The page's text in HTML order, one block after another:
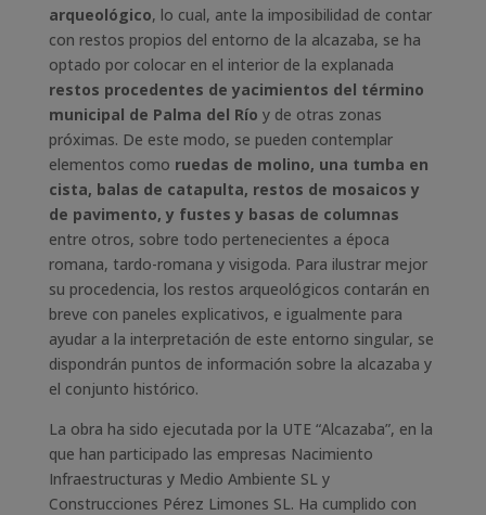
arqueológico, lo cual, ante la imposibilidad de contar
con restos propios del entorno de la alcazaba, se ha
optado por colocar en el interior de la explanada
restos procedentes de yacimientos del término
municipal de Palma del Río y de otras zonas
próximas. De este modo, se pueden contemplar
elementos como ruedas de molino, una tumba en
cista, balas de catapulta, restos de mosaicos y
de pavimento, y fustes y basas de columnas
entre otros, sobre todo pertenecientes a época
romana, tardo-romana y visigoda. Para ilustrar mejor
su procedencia, los restos arqueológicos contarán en
breve con paneles explicativos, e igualmente para
ayudar a la interpretación de este entorno singular, se
dispondrán puntos de información sobre la alcazaba y
el conjunto histórico.
La obra ha sido ejecutada por la UTE “Alcazaba”, en la
que han participado las empresas Nacimiento
Infraestructuras y Medio Ambiente SL y
Construcciones Pérez Limones SL. Ha cumplido con